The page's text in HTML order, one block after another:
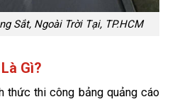
Sắt, Ngoài Trời Tại, TP.HCM
Gì?
thức thi công bảng quảng cáo